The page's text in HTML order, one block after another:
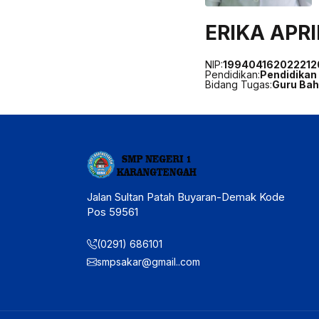
ERIKA
NIP:
Pendidikan:
Bidang Tugas:Guru
Jalan Sultan Patah Buyaran-Demak Kode
Pos 59561
(0291) 686101
smpsakar@gmail..com